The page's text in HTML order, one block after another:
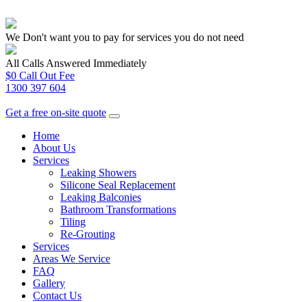
We Don't want you to pay for services you do not need
All Calls Answered Immediately
$0 Call Out Fee
1300 397 604
Get a free on-site quote
Home
About Us
Services
Leaking Showers
Silicone Seal Replacement
Leaking Balconies
Bathroom Transformations
Tiling
Re-Grouting
Services
Areas We Service
FAQ
Gallery
Contact Us